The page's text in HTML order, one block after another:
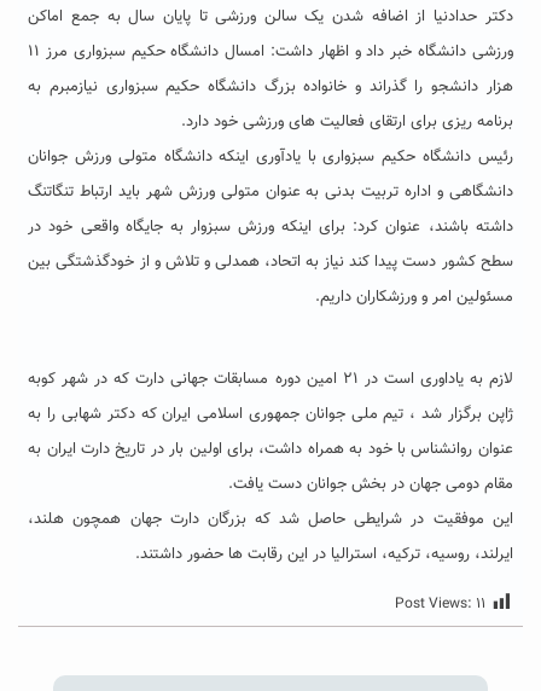
دکتر حدادنیا از اضافه شدن یک سالن ورزشی تا پایان سال به جمع اماکن
ورزشی دانشگاه خبر داد و اظهار داشت: امسال دانشگاه حکیم سبزواری مرز ۱۱
هزار دانشجو را گذراند و خانواده بزرگ دانشگاه حکیم سبزواری نیازمبرم به
برنامه ریزی برای ارتقای فعالیت های ورزشی خود دارد.
رئیس دانشگاه حکیم سبزواری با یادآوری اینکه دانشگاه متولی ورزش جوانان
دانشگاهی و اداره تربیت بدنی به عنوان متولی ورزش شهر باید ارتباط تنگاتنگ
داشته باشند، عنوان کرد: برای اینکه ورزش سبزوار به جایگاه واقعی خود در
سطح کشور دست پیدا کند نیاز به اتحاد، همدلی و تلاش و از خودگذشتگی بین
مسئولین امر و ورزشکاران داریم.
لازم به یاداوری است در ۲۱ امین دوره مسابقات جهانی دارت که در شهر کوبه
ژاپن برگزار شد ، تیم ملی جوانان جمهوری اسلامی ایران که دکتر شهابی را به
عنوان روانشناس با خود به همراه داشت، برای اولین بار در تاریخ دارت ایران به
مقام دومی جهان در بخش جوانان دست یافت.
این موفقیت در شرایطی حاصل شد که بزرگان دارت جهان همچون هلند،
ایرلند، روسیه، ترکیه، استرالیا در این رقابت ها حضور داشتند.
Post Views: ۱۱